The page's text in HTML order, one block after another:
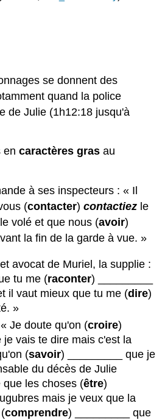
se donnent des
quand la police
de Julie (1h12:18 jusqu'à
encaractères grasau
à ses inspecteurs : « Il
(contacter)contactiez le
volé et que nous (avoir)
la fin de la garde à vue. »
avocat de Muriel, la supplie :
tu me (raconter) _________
il vaut mieux que tu me (dire)
»
Je doute qu'on (croire)
je vais te dire mais c'est la
(savoir) _________ que je
du décès de Julie
que les choses (être)
mais je veux que la
comprendre) _________ que